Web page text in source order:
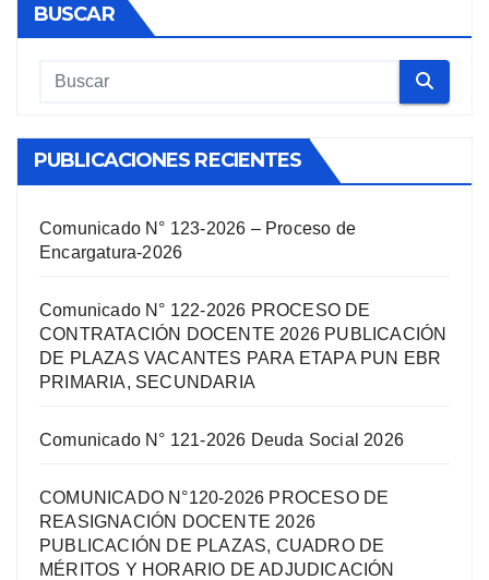
BUSCAR
PUBLICACIONES RECIENTES
Comunicado N° 123-2026 – Proceso de
Encargatura-2026
Comunicado N° 122-2026 PROCESO DE
CONTRATACIÓN DOCENTE 2026 PUBLICACIÓN
DE PLAZAS VACANTES PARA ETAPA PUN EBR
PRIMARIA, SECUNDARIA
Comunicado N° 121-2026 Deuda Social 2026
COMUNICADO N°120-2026 PROCESO DE
REASIGNACIÓN DOCENTE 2026
PUBLICACIÓN DE PLAZAS, CUADRO DE
MÉRITOS Y HORARIO DE ADJUDICACIÓN